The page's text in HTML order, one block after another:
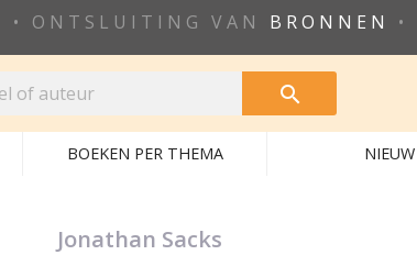
• ONTSLUITING VAN BRONNEN
•

BOEKEN PER THEMA NIEUW
Jonathan Sacks